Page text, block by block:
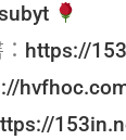
https://